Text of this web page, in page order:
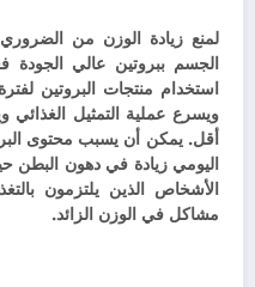
لمنع زيادة الوزن من
الجسم ببروتين عالي الجودة
استخدام منتجات البروتين
ويسرع عملية التمثيل
أقل.يمكن أن يسبب محتوى
اليومي زيادة في دهون البطن
الأشخاص الذين يلتزمون
مشاكل في الوزن الزائد.